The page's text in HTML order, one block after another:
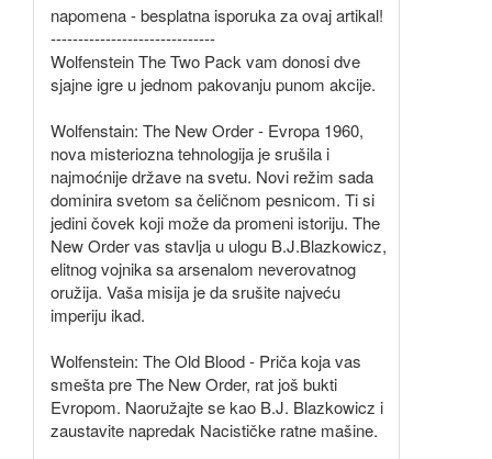
napomena - besplatna isporuka za ovaj artikal!
------------------------------
Wolfenstein The Two Pack vam donosi dve
sjajne igre u jednom pakovanju punom akcije.
Wolfenstain: The New Order - Evropa 1960,
nova misteriozna tehnologija je srušila i
najmoćnije države na svetu. Novi režim sada
dominira svetom sa čeličnom pesnicom. Ti si
jedini čovek koji može da promeni istoriju. The
New Order vas stavlja u ulogu B.J.Blazkowicz,
elitnog vojnika sa arsenalom neverovatnog
oružija. Vaša misija je da srušite najveću
imperiju ikad.
Wolfenstein: The Old Blood - Priča koja vas
smešta pre The New Order, rat još bukti
Evropom. Naoružajte se kao B.J. Blazkowicz i
zaustavite napredak Nacističke ratne mašine.